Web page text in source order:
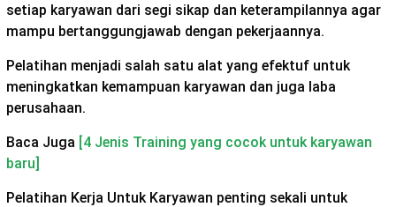
setiap karyawan dari segi sikap dan keterampilannya agar
mampu bertanggungjawab dengan pekerjaannya.
Pelatihan menjadi salah satu alat yang efektuf untuk
meningkatkan kemampuan karyawan dan juga laba
perusahaan.
Baca Juga [4 Jenis Training yang cocok untuk karyawan
baru]
Pelatihan Kerja Untuk Karyawan penting sekali untuk